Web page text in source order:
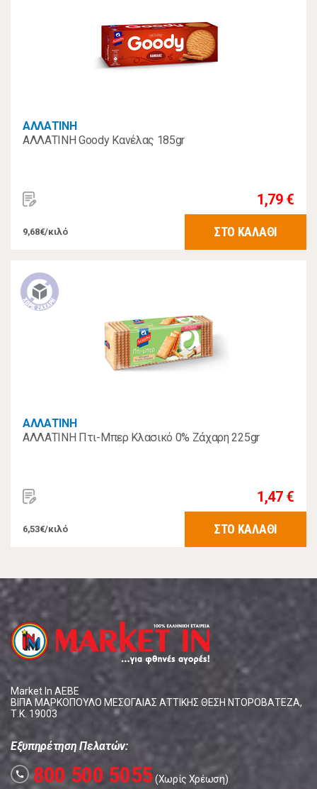
ΑΛΛΑΤΙΝΗ
ΑΛΛΑΤΙΝΗ Goody Κανέλας 185gr
1,79 €
9,68€/κιλό ΣΤΟ ΚΑΛΑΘΙ
ΑΛΛΑΤΙΝΗ
ΑΛΛΑΤΙΝΗ Πτι-Μπερ Κλασικό 0% Ζάχαρη 225gr
1,47 €
6,53€/κιλό ΣΤΟ ΚΑΛΑΘΙ
Market In ΑΕΒΕ
ΒΙΠΑ ΜΑΡΚΟΠΟΥΛΟ ΜΕΣΟΓΑΙΑΣ ΑΤΤΙΚΗΣ ΘΕΣΗ ΝΤΟΡΟΒΑΤΕΖΑ,
Τ.Κ. 19003
Εξυπηρέτηση Πελατών:
call 800 500 5055(Χωρίς Χρέωση)